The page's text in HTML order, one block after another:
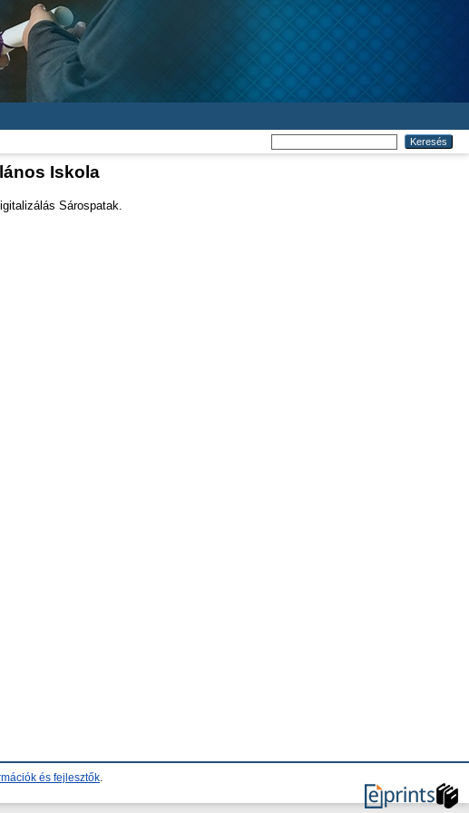
Iskola
Sárospatak.
és fejlesztők